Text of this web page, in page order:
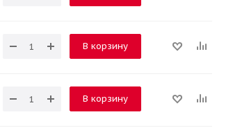
В корзину
В корзину